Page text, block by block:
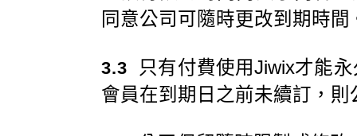
同意公司可隨時更改到期時間
3.3 只有付費使用Jiwix才能
會員在到期日之前未續訂，